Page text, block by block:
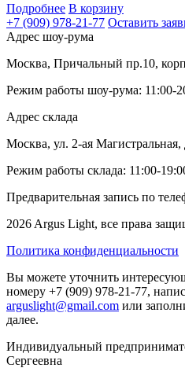
Подробнее В корзину
+7 (909) 978-21-77 Оставить
Адрес шоу-рума
Москва, Причальный пр.10,
Режим работы шоу-рума: 11:00-
Адрес склада
Москва, ул. 2-ая
Режим работы склада: 11:00-
Предварительная запись по
2026 Argus Light, все права
Политика конфиденциальности
Вы можете уточнить
номеру +7 (909) 978-21-77,
arguslight@gmail.com или
далее.
Индивидуальный
Сергеевна